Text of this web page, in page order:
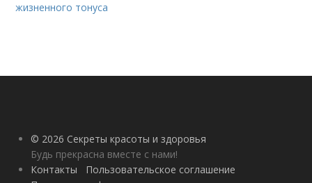
жизненного тонуса
© 2026 Секреты красоты и здоровья
Будь прекрасна вместе с нами!
Контакты
Пользовательское соглашение